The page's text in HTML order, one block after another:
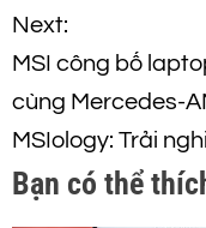
ề
u
h
ư
Next:
MSI công bố
cùng Mercedes-
MSIology: Trải
Bạn có thể